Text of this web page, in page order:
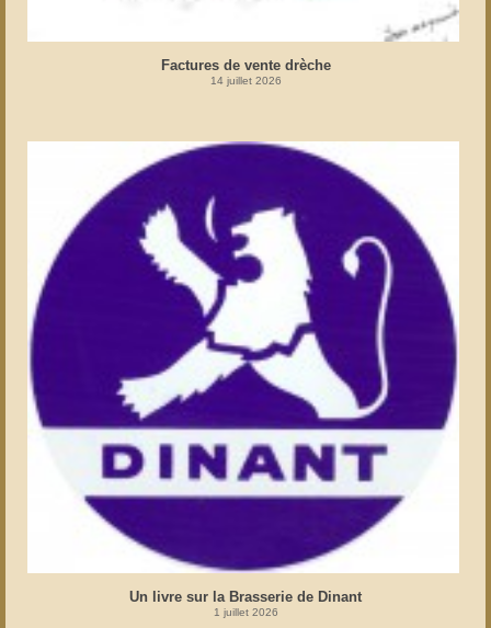
Factures de vente drèche
14 juillet 2026
Un livre sur la Brasserie de Dinant
1 juillet 2026